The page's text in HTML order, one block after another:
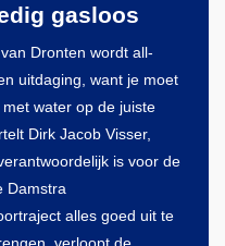
gasloos
Dronten wordt all-
uitdaging, want je moet
water op de juiste
Dirk Jacob Visser,
is voor de
Damstra
alles goed uit te